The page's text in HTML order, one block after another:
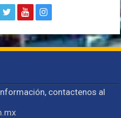
contactenos al